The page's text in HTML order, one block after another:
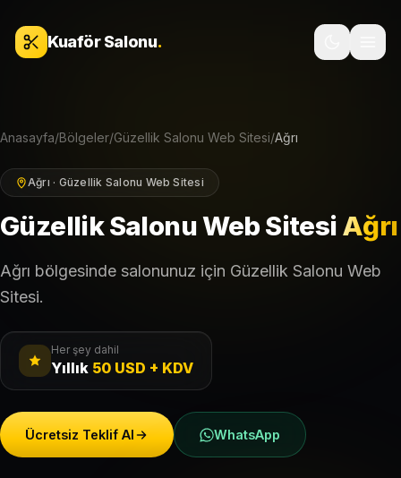
Kuaför Salonu.
Anasayfa/Bölgeler/Güzellik Salonu Web Sitesi/Ağrı
Ağrı · Güzellik Salonu Web Sitesi
Güzellik Salonu Web SitesiAğrı
Ağrı bölgesinde salonunuz için Güzellik Salonu Web
Sitesi.
Her şey dahil
Yıllık 50 USD + KDV
Ücretsiz Teklif Al WhatsApp